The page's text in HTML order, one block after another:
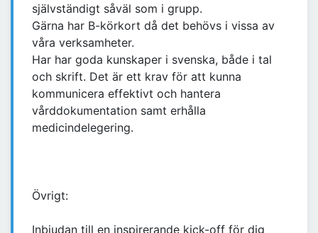
självständigt såväl som i grupp.
Gärna har B-körkort då det behövs i vissa av
våra verksamheter.
Har har goda kunskaper i svenska, både i tal
och skrift. Det är ett krav för att kunna
kommunicera effektivt och hantera
vårddokumentation samt erhålla
medicindelegering.
Övrigt:
Inbjudan till en inspirerande kick-off för dig